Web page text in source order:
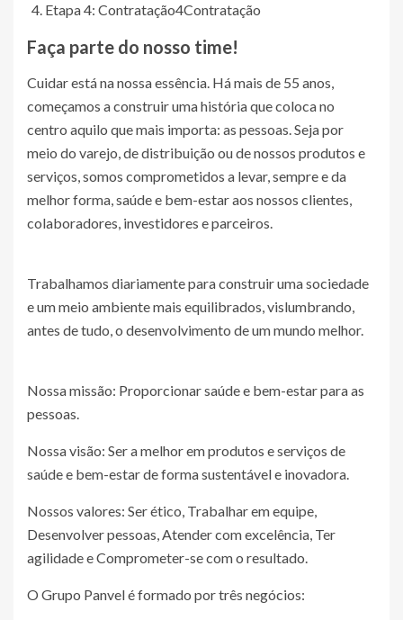
Etapa 4: Contratação4Contratação
Faça parte do nosso time!
Cuidar está na nossa essência. Há mais de 55 anos,
começamos a construir uma história que coloca no
centro aquilo que mais importa: as pessoas. Seja por
meio do varejo, de distribuição ou de nossos produtos e
serviços, somos comprometidos a levar, sempre e da
melhor forma, saúde e bem-estar aos nossos clientes,
colaboradores, investidores e parceiros.
Trabalhamos diariamente para construir uma sociedade
e um meio ambiente mais equilibrados, vislumbrando,
antes de tudo, o desenvolvimento de um mundo melhor.
Nossa missão: Proporcionar saúde e bem-estar para as
pessoas.
Nossa visão: Ser a melhor em produtos e serviços de
saúde e bem-estar de forma sustentável e inovadora.
Nossos valores: Ser ético, Trabalhar em equipe,
Desenvolver pessoas, Atender com excelência, Ter
agilidade e Comprometer-se com o resultado.
O Grupo Panvel é formado por três negócios: